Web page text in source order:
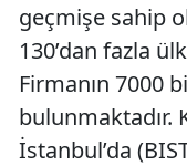
geçmişe sahip
130’dan fazla
Firmanın 7000
bulunmaktadır.
İstanbul’da